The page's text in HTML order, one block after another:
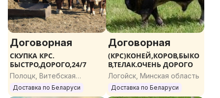
Договорная
СКУПКА КРС.
БЫСТРО,ДОРОГО,24/7
Полоцк, Витебская
область
Доставка по Беларуси
Договорная
(КРС)КОНЕЙ,КОРОВ,БЫКО
В,ТЕЛАК.ОЧЕНЬ ДОРОГО
Логойск, Минская область
Доставка по Беларуси